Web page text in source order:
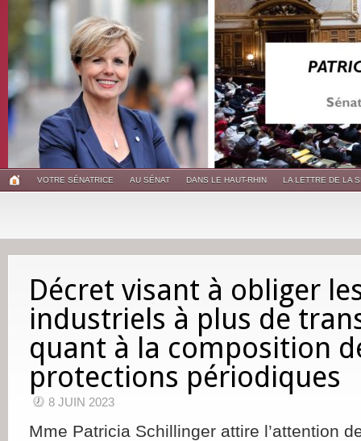
VOTRE SÉNATRICE AU SÉNAT DANS LE HAUT-RHIN LA LETTRE DE LA
Décret visant à obliger
industriels à plus de
quant à la composition
protections périodiques
8 JUIN 2023
Mme Patricia Schillinger attire l’attention